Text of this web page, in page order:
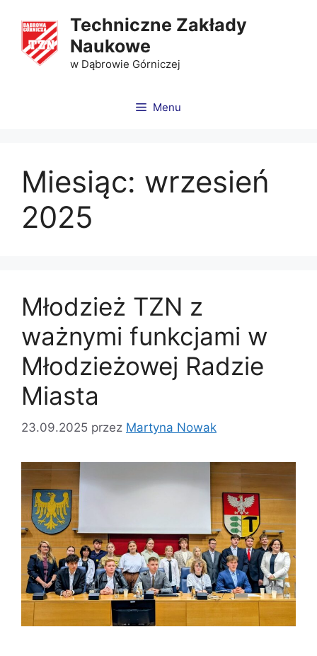
Techniczne Zakłady
Naukowe
w Dąbrowie Górniczej
Menu
Miesiąc: wrzesień
2025
Młodzież TZN z
ważnymi funkcjami w
Młodzieżowej Radzie
Miasta
23.09.2025 przez Martyna Nowak